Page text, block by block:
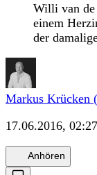
Willi van de
einem
der
Markus Krücken
17.06.2016, 02:27
Anhören